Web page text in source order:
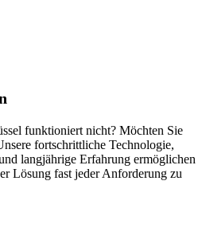
funktioniert nicht? Möchten Sie
fortschrittliche Technologie,
langjährige Erfahrung ermöglichen
Lösung fast jeder Anforderung zu